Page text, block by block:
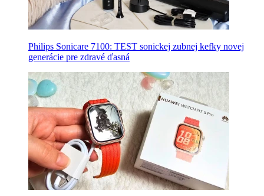
Philips Sonicare 7100: TEST sonickej zubnej kefky novej
generácie pre zdravé ďasná